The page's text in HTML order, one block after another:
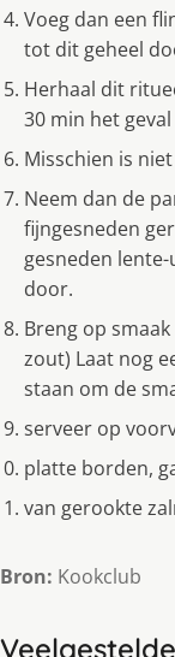
Voeg dan een
tot dit geheel
Herhaal dit
30 min het
Misschien is
Neem dan de
fijngesneden
gesneden
door.
Breng op
zout) Laat nog
staan om de
serveer op
platte borden,
van gerookte
Bron: Kookclub